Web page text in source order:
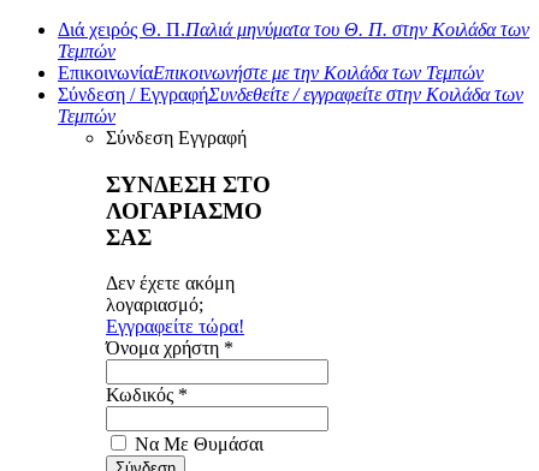
Διά χειρός Θ. Π.Παλιά μηνύματα του Θ. Π. στην Κοιλάδα των
Τεμπών
ΕπικοινωνίαΕπικοινωνήστε με την Κοιλάδα των Τεμπών
Σύνδεση / ΕγγραφήΣυνδεθείτε / εγγραφείτε στην Κοιλάδα των
Τεμπών
Σύνδεση Εγγραφή
ΣΥΝΔΕΣΗ ΣΤΟ
ΛΟΓΑΡΙΑΣΜΟ
ΣΑΣ
Δεν έχετε ακόμη
λογαριασμό;
Εγγραφείτε τώρα!
Όνομα χρήστη *
Κωδικός *
Να Με Θυμάσαι